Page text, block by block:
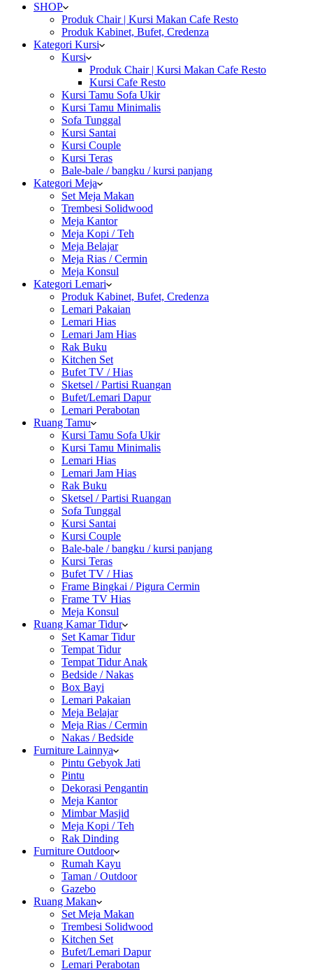
SHOP
Produk Chair | Kursi Makan Cafe Resto
Produk Kabinet, Bufet, Credenza
Kategori Kursi
Kursi
Produk Chair | Kursi Makan Cafe Resto
Kursi Cafe Resto
Kursi Tamu Sofa Ukir
Kursi Tamu Minimalis
Sofa Tunggal
Kursi Santai
Kursi Couple
Kursi Teras
Bale-bale / bangku / kursi panjang
Kategori Meja
Set Meja Makan
Trembesi Solidwood
Meja Kantor
Meja Kopi / Teh
Meja Belajar
Meja Rias / Cermin
Meja Konsul
Kategori Lemari
Produk Kabinet, Bufet, Credenza
Lemari Pakaian
Lemari Hias
Lemari Jam Hias
Rak Buku
Kitchen Set
Bufet TV / Hias
Sketsel / Partisi Ruangan
Bufet/Lemari Dapur
Lemari Perabotan
Ruang Tamu
Kursi Tamu Sofa Ukir
Kursi Tamu Minimalis
Lemari Hias
Lemari Jam Hias
Rak Buku
Sketsel / Partisi Ruangan
Sofa Tunggal
Kursi Santai
Kursi Couple
Bale-bale / bangku / kursi panjang
Kursi Teras
Bufet TV / Hias
Frame Bingkai / Pigura Cermin
Frame TV Hias
Meja Konsul
Ruang Kamar Tidur
Set Kamar Tidur
Tempat Tidur
Tempat Tidur Anak
Bedside / Nakas
Box Bayi
Lemari Pakaian
Meja Belajar
Meja Rias / Cermin
Nakas / Bedside
Furniture Lainnya
Pintu Gebyok Jati
Pintu
Dekorasi Pengantin
Meja Kantor
Mimbar Masjid
Meja Kopi / Teh
Rak Dinding
Furniture Outdoor
Rumah Kayu
Taman / Outdoor
Gazebo
Ruang Makan
Set Meja Makan
Trembesi Solidwood
Kitchen Set
Bufet/Lemari Dapur
Lemari Perabotan